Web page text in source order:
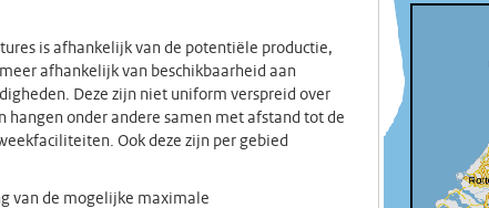
is afhankelijk van de potentiële productie,
afhankelijk van beschikbaarheid aan
Deze zijn niet uniform verspreid over
hangen onder andere samen met afstand tot de
Ook deze zijn per gebied
van de mogelijke maximale